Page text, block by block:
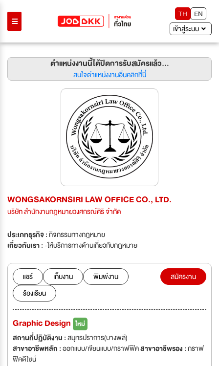
TH
EN
เข้าสู่ระบบ
ตำแหน่งงานนี้ได้ปิดการรับสมัครแล้ว...
สนใจตำแหน่งงานอื่นคลิกที่นี่
WONGSAKORNSIRI LAW OFFICE CO., LTD.
บริษัท สำนักงานกฎหมายวงศกรณ์ศิริ จำกัด
ประเภทธุรกิจ :กิจกรรมทางกฎหมาย
เกี่ยวกับเรา :
แชร์ เก็บงาน
พิมพ์งาน
ร้องเรียน
สมัครงาน
Graphic Design ใหม่
สถานที่ปฏิบัติงาน :สมุทรปราการ(บางพลี)
สาขาอาชีพหลัก :ออกแบบ/เขียนแบบ/กราฟฟิคสาขาอาชีพรอง :กราฟ
ฟิคดีไซน์